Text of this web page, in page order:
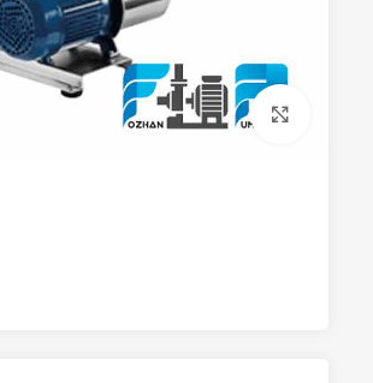
برای بزرگنمایی کلیک کنید